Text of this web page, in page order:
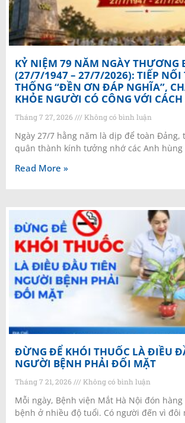
KỶ NIỆM 79 NĂM NGÀY THƯƠNG
(27/7/1947 – 27/7/2026): TIẾP NỐI
THỐNG “ĐỀN ƠN ĐÁP NGHĨA”,
KHỎE NGƯỜI CÓ CÔNG VỚI
Tháng 7 27, 2026 Không có bình luận
Ngày 27/7 hằng năm là dịp để toàn Đảng,
quân thành kính tưởng nhớ các Anh
Read More »
ĐỪNG ĐỂ KHÓI THUỐC LÀ ĐIỀU
NGƯỜI BỆNH PHẢI ĐỐI MẶT
Tháng 7 21, 2026 Không có bình luận
Mỗi ngày, Bệnh viện Mắt Hà Nội đón
bệnh ở nhiều độ tuổi. Có người đến vì đôi